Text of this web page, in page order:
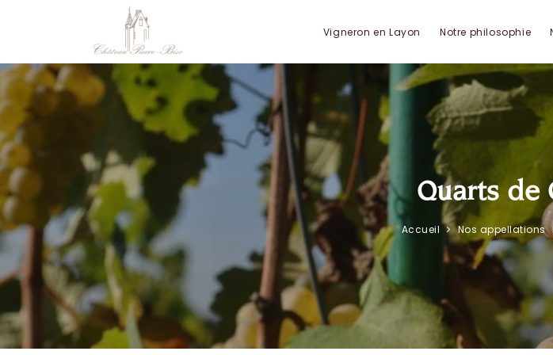
Vigneron en Layon Notre philosophie
Quarts de
Accueil Nos appellations
Panneau de gestion des cookies